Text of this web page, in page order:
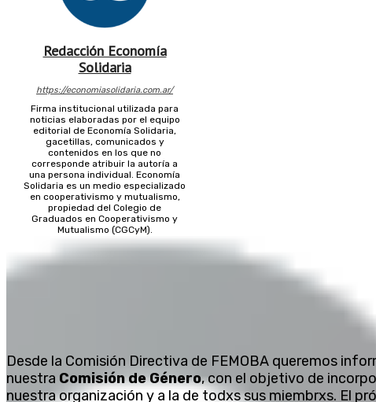
Redacción Economía
Solidaria
https://economiasolidaria.com.ar/
Firma institucional utilizada para
noticias elaboradas por el equipo
editorial de Economía Solidaria,
gacetillas, comunicados y
contenidos en los que no
corresponde atribuir la autoría a
una persona individual. Economía
Solidaria es un medio especializado
en cooperativismo y mutualismo,
propiedad del Colegio de
Graduados en Cooperativismo y
Mutualismo (CGCyM).
Desde la Comisión Directiva de FEMOBA queremos
nuestra Comisión de Género, con el objetivo de
nuestra organización y a la de todxs sus miembrxs. El